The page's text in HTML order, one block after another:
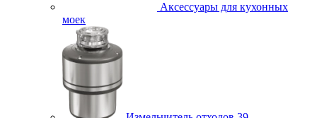
Аксессуары для кухонных
моек